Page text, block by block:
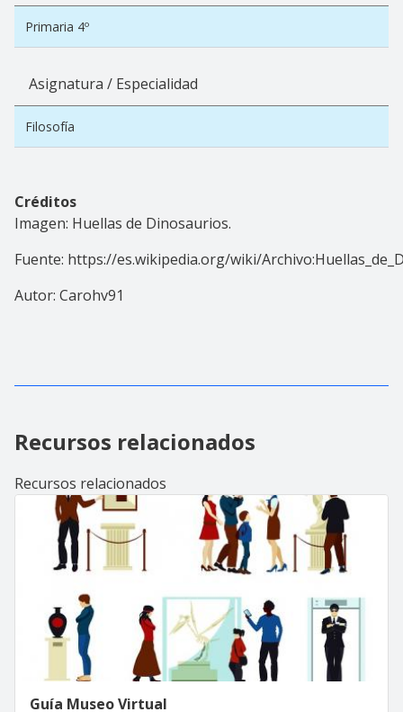
Primaria 4º
Asignatura / Especialidad
Filosofía
Créditos
Imagen: Huellas de Dinosaurios.
Fuente: https://es.wikipedia.org/wiki/
Autor: Carohv91
Recursos relacionados
Recursos relacionados
Guía Museo Virtual